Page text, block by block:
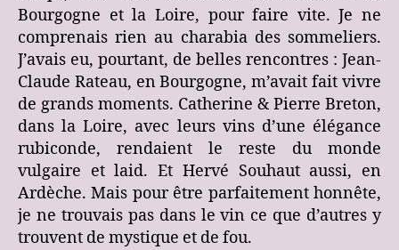
Bourgogne et la Loire, pour faire vite. Je ne
comprenais rien au charabia des sommeliers.
J’avais eu, pourtant, de belles rencontres : Jean-
Claude Rateau, en Bourgogne, m’avait fait vivre
de grands moments. Catherine & Pierre Breton,
dans la Loire, avec leurs vins d’une élégance
rubiconde, rendaient le reste du monde
vulgaire et laid. Et Hervé Souhaut aussi, en
Ardèche. Mais pour être parfaitement honnête,
je ne trouvais pas dans le vin ce que d’autres y
trouvent de mystique et de fou.